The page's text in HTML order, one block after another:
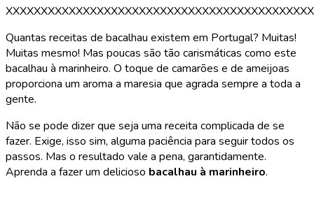
Quantas receitas de bacalhau existem em Portugal? Muitas!
Muitas mesmo! Mas poucas são tão carismáticas como este
bacalhau à marinheiro. O toque de camarões e de ameijoas
proporciona um aroma a maresia que agrada sempre a toda a
gente.
Não se pode dizer que seja uma receita complicada de se
fazer. Exige, isso sim, alguma paciência para seguir todos os
passos. Mas o resultado vale a pena, garantidamente.
Aprenda a fazer um delicioso bacalhau à marinheiro.